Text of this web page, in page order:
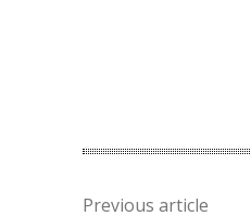
Previous article